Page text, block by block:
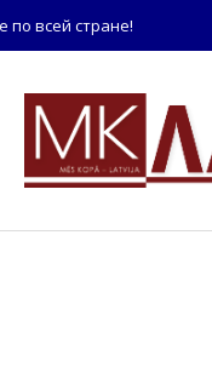
всей стране!